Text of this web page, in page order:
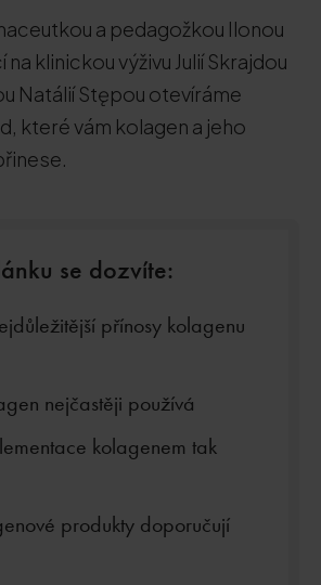
a pedagožkou Ilonou
klinickou výživu Julií Skrajdou
Natálií Stępou otevíráme
které vám kolagen a jeho
se dozvíte:
přínosy kolagenu
nejčastěji používá
kolagenem tak
produkty doporučují